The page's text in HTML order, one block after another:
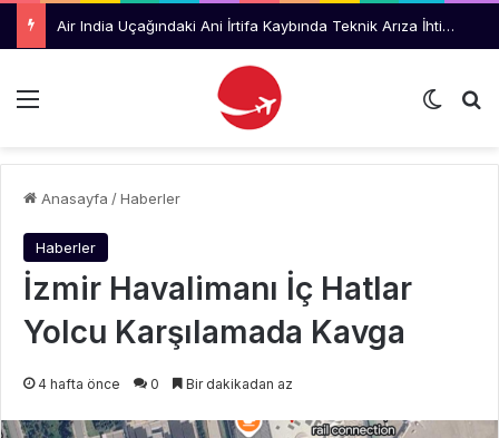
Air India Uçağındaki Ani İrtifa Kaybında Teknik Arıza İhtimali İnceleniyor
Menü Dış
Anasayfa /Haberler
Haberler
İzmir Havalimanı İç Hatlar
Yolcu Karşılamada Kavga
4 hafta önce 0 Bir dakikadan az